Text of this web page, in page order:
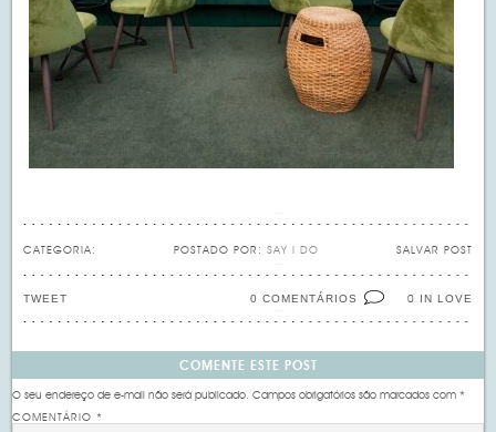
CATEGORIA: SALVAR POST
POSTADO POR: SAY I DO
0 IN LOVE
0 COMENTÁRIOS
TWEET
COMENTE ESTE POST
O seu endereço de e-mail não será publicado. Campos obrigatórios são marcados com*
COMENTÁRIO*